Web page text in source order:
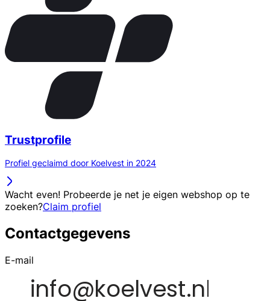
Trustprofile
Profiel geclaimd door Koelvest in 2024
Wacht even! Probeerde je net je eigen webshop op te
zoeken?Claim profiel
Contactgegevens
E-mail